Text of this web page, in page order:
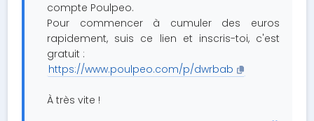
compte Poulpeo.
Pour commencer à cumuler des euros
rapidement, suis ce lien et inscris-toi, c'est
gratuit :
https://www.poulpeo.com/p/dwrbab
À très vite !